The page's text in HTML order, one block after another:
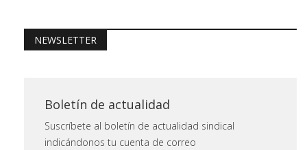
NEWSLETTER
Boletín de actualidad
Suscríbete al boletín de actualidad sindical
indicándonos tu cuenta de correo